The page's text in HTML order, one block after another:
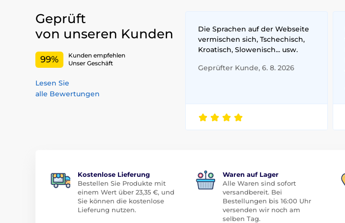
Geprüft
von unseren Kunden
99%
Kunden empfehlen
Unser Geschäft
Lesen Sie
alle Bewertungen
Die Sprachen auf der Webseite
vermischen sich, Tschechisch,
Kroatisch, Slowenisch... usw.
Geprüfter Kunde, 6. 8. 2026
Kostenlose Lieferung
Bestellen Sie Produkte mit
einem Wert über 23,35 €, und
Sie können die kostenlose
Lieferung nutzen.
Waren auf Lager
Alle Waren sind sofort
versandbereit. Bei
Bestellungen bis 16:00 Uhr
versenden wir noch am
selben Tag.